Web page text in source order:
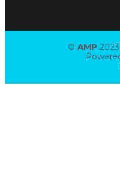
© AMP2023